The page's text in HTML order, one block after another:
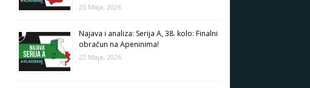
23 Maja, 2026
Najava i analiza: Serija A, 38. kolo: Finalni
obračun na Apeninima!
22 Maja, 2026